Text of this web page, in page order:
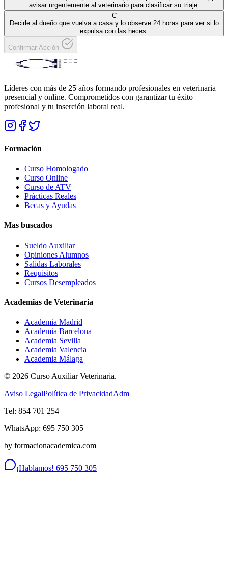
avisar urgentemente al veterinario para clasificar su triaje.
C
Decirle al dueño que vuelva a casa y lo observe 24 horas para ver si lo
expulsa con las heces.
Confirmar Acción
Líderes con más de 25 años formando profesionales en veterinaria
presencial y online. Comprometidos con garantizar tu éxito
profesional y tu inserción laboral real.
Formación
Curso Homologado
Curso Online
Curso de ATV
Prácticas Reales
Becas y Ayudas
Mas buscados
Sueldo Auxiliar
Opiniones Alumnos
Salidas Laborales
Requisitos
Cursos Desempleados
Academias de Veterinaria
Academia Madrid
Academia Barcelona
Academia Sevilla
Academia Valencia
Academia Málaga
© 2026 Curso Auxiliar Veterinaria.
Aviso LegalPolítica de PrivacidadAdm
Tel: 854 701 254
WhatsApp: 695 750 305
by formacionacademica.com
¡Hablamos! 695 750 305